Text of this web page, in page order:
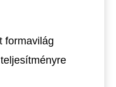
formavilág